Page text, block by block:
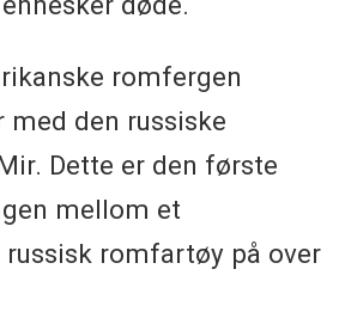
romfergen
den russiske
Dette er den første
mellom et
romfartøy på over